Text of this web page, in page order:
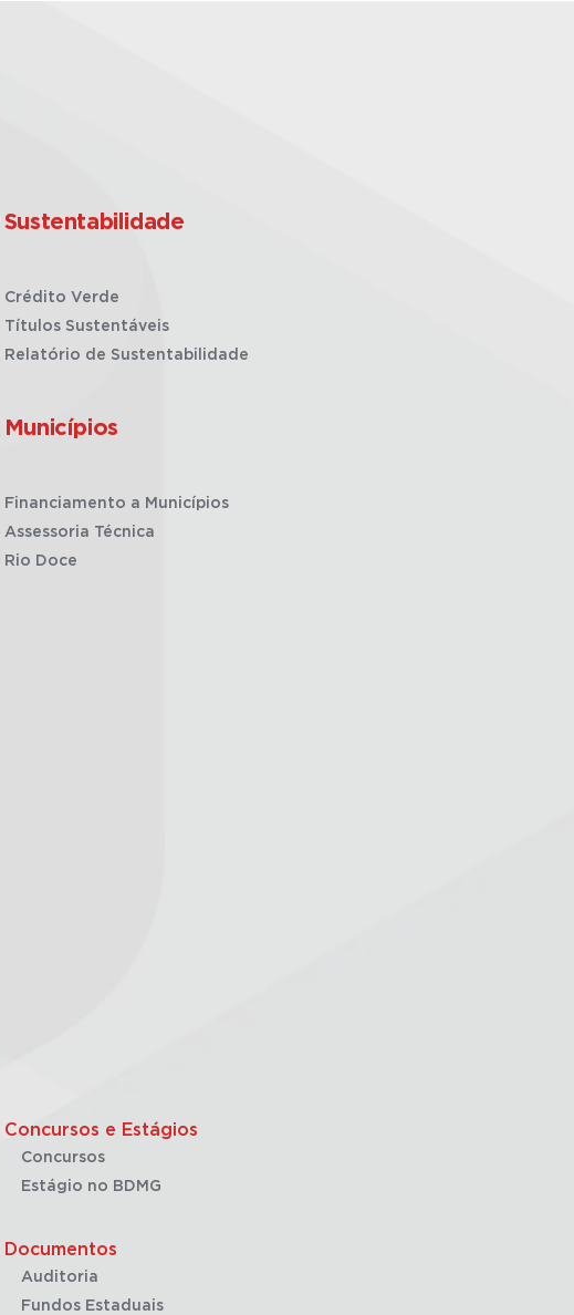
Sustentabilidade
Crédito Verde
Títulos Sustentáveis
Relatório de Sustentabilidade
Municípios
Financiamento a Municípios
Assessoria Técnica
Rio Doce
Concursos e Estágios
Concursos
Estágio no BDMG
Documentos
Auditoria
Fundos Estaduais